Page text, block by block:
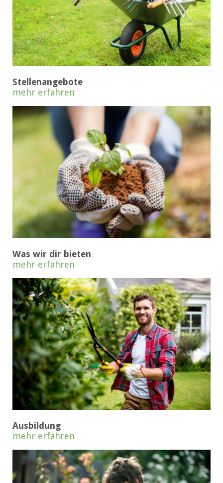
Stellenangebote
mehr erfahren
Was wir dir bieten
mehr erfahren
Ausbildung
mehr erfahren